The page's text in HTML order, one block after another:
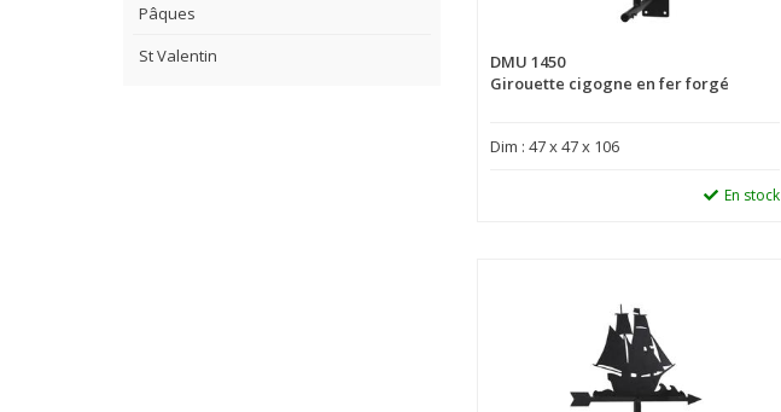
Pâques
St Valentin
DMU 1450
Girouette cigogne en fer forgé
Dim : 47 x 47 x 106
En stock